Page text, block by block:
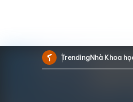
TrendingNhà Khoa